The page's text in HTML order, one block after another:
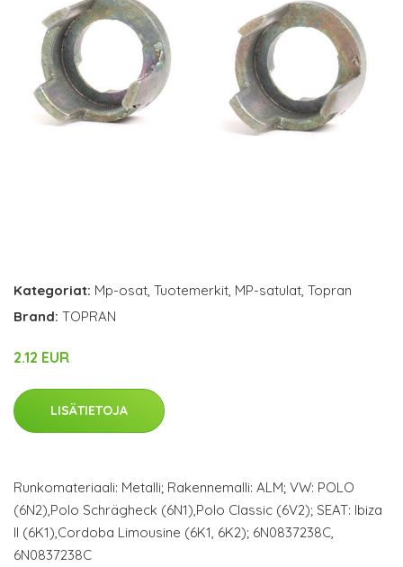
Kategoriat: Mp-osat, Tuotemerkit, MP-satulat, Topran
Brand: TOPRAN
2.12 EUR
LISÄTIETOJA
Runkomateriaali: Metalli; Rakennemalli: ALM; VW: POLO
(6N2),Polo Schrägheck (6N1),Polo Classic (6V2); SEAT: Ibiza
II (6K1),Cordoba Limousine (6K1, 6K2); 6N0837238C,
6N0837238C